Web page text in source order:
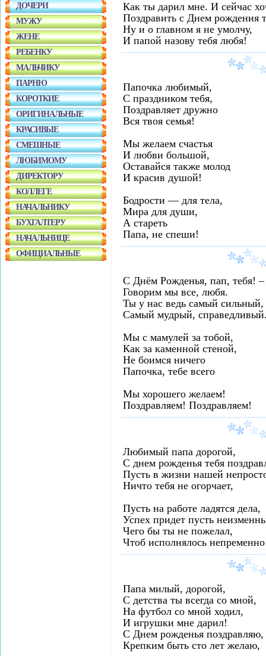
ДОЧЕРИ
МУЖУ
ЖЕНЕ
РЕБЕНКУ
МАЛЬЧИКУ
ПАРНЮ
КОРОТКИЕ
ОРИГИНАЛЬНЫЕ
КРАСИВЫЕ
СМЕШНЫЕ
ЛЮБИМОМУ
ДИРЕКТОРУ
КОЛЛЕГЕ
НАЧАЛЬНИКУ
БУХГАЛТЕРУ
НАЧАЛЬНИЦЕ
ОФИЦИАЛЬНЫЕ
Как ты дарил мне. И сейчас
Поздравить с Днем рождения
Ну и о главном я не умолчу,
И папой назову тебя любя!
Папочка любимый,
С праздником тебя,
Поздравляет дружно
Вся твоя семья!
Мы желаем счастья
И любви большой,
Оставайся также молод
И красив душой!
Бодрости — для тела,
Мира для души,
А стареть
Папа, не спеши!
С Днём Рожденья, пап, тебя! –
Говорим мы все, любя.
Ты у нас ведь самый сильный,
Самый мудрый,
Мы с мамулей за тобой,
Как за каменной стеной,
Не боимся ничего
Папочка, тебе всего
Мы хорошего желаем!
Поздравляем! Поздравляем!
Любимый папа дорогой,
С днем рожденья тебя
Пусть в жизни нашей
Ничто тебя не огорчает,
Пусть на работе ладятся дела,
Успех придет пусть
Чего бы ты не пожелал,
Чтоб исполнялось
Папа милый, дорогой,
С детства ты всегда со мной,
На футбол со мной ходил,
И игрушки мне дарил!
С Днем рожденья поздравляю,
Крепким быть сто лет желаю,